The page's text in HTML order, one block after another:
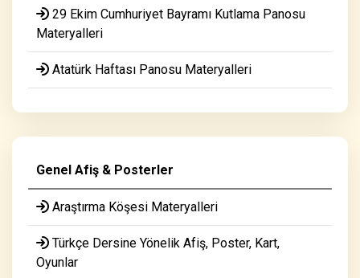
29 Ekim Cumhuriyet Bayramı Kutlama Panosu
Materyalleri
Atatürk Haftası Panosu Materyalleri
Genel Afiş & Posterler
Araştırma Köşesi Materyalleri
Türkçe Dersine Yönelik Afiş, Poster, Kart,
Oyunlar